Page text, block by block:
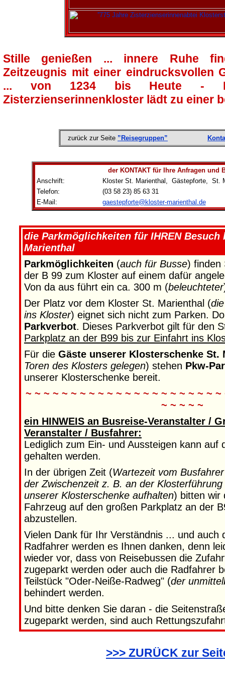
Stille genießen ... innere Ruhe
Zeitzeugnis mit einer eindrucksvollen
... von 1234 bis Heute -
Zisterzienserinnenkloster lädt zu einer
zurück zur Seite ”Reisegruppen”
der KONTAKT für Ihre Anfragen und
Anschrift:
Kloster St. Marienthal, Gästepforte, St.
Telefon:
(03 58 23) 85 63 31
E-Mail:
gaestepforte@kloster-marienthal.de
die Parkmöglichkeiten für IHREN Besuch
Marienthal
Parkmöglichkeiten (auch für Busse) finden
der B 99 zum Kloster auf einem dafür
Von da aus führt ein ca. 300 m (beleuchteter
Der Platz vor dem Kloster St. Marienthal (
ins Kloster) eignet sich nicht zum Parken.
Parkverbot. Dieses Parkverbot gilt für den
Parkplatz an der B99 bis zur Einfahrt ins
Für die Gäste unserer Klosterschenke St.
Toren des Klosters gelegen) stehen Pkw-
unserer Klosterschenke bereit.
~ ~ ~ ~ ~ ~ ~ ~ ~ ~ ~ ~ ~ ~ ~ ~ ~ ~ ~ ~ ~
~ ~ ~ ~ ~
ein HINWEIS an Busreise-Veranstalter /
Veranstalter / Busfahrer:
Lediglich zum Ein- und Aussteigen kann auf
gehalten werden.
In der übrigen Zeit (Wartezeit vom
der Zwischenzeit z. B. an der
unserer Klosterschenke aufhalten) bitten wir
Fahrzeug auf den großen Parkplatz an der
abzustellen.
Vielen Dank für Ihr Verständnis ... und auch
Radfahrer werden es Ihnen danken, denn
wieder vor, dass von Reisebussen die
zugeparkt werden oder auch die Radfahrer
Teilstück "Oder-Neiße-Radweg" (der
behindert werden.
Und bitte denken Sie daran - die
zugeparkt werden, sind auch
>>> ZURÜCK zur